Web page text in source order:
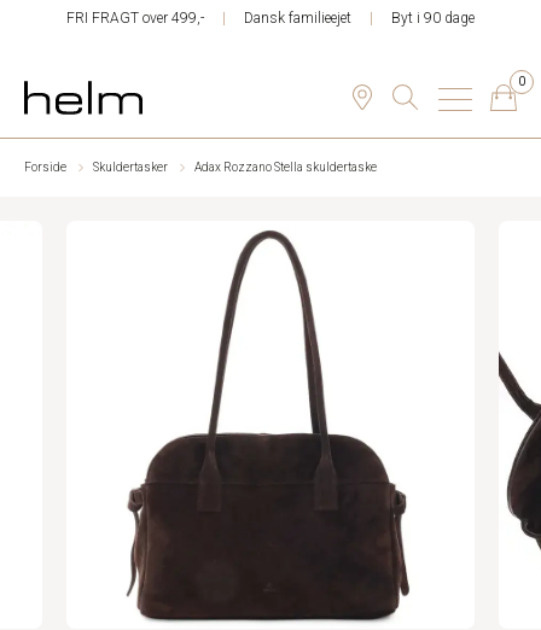
FRI FRAGT over 499,- Dansk familieejet Byt i 90 dage
0
Forside Skuldertasker Adax Rozzano Stella skuldertaske